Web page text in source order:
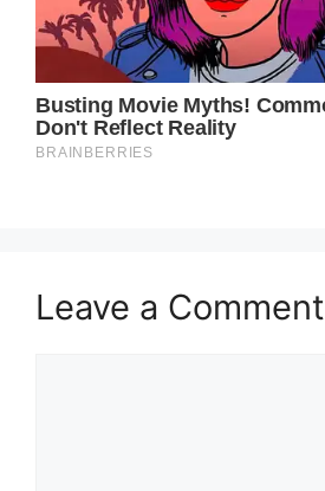
Leave a Comment